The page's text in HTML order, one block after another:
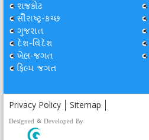
રાજકોટ
સૌરાષ્ટ્ર-કચ્છ
ગુજરાત
દેશ-વિદેશ
ખેલ-જગત
ફિલ્મ જગત
Privacy Policy Sitemap
Designed & Developed By